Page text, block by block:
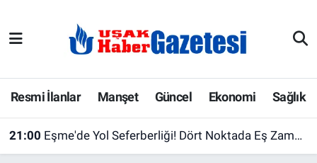
Resmi İlanlar Manşet Güncel Ekonomi Sağlık
21:00 Eşme'de Yol Seferberliği! Dört Noktada Eş Zamanlı Çalışma Başlatıldı
E-Gazete
Ekonomi
Uşak Hava Durumu
Uşak Trafik Yoğunluk Haritası